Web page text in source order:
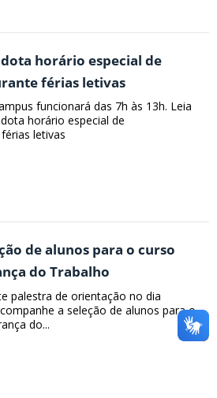
horário especial de
férias letivas
funcionará das 7h às 13h. Leia
horário especial de
letivas
de alunos para o curso
do Trabalho
palestra de orientação no dia
a seleção de alunos para o
do...